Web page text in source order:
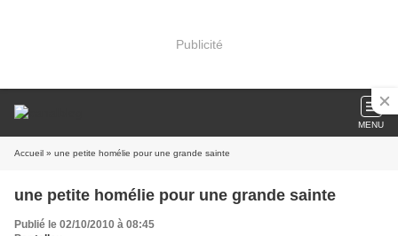
Publicité
MENU
Accueil » une petite homélie pour une grande sainte
une petite homélie pour une grande sainte
Publié le 02/10/2010 à 08:45